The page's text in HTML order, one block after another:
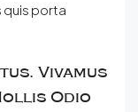
quis porta
Vivamus
Odio